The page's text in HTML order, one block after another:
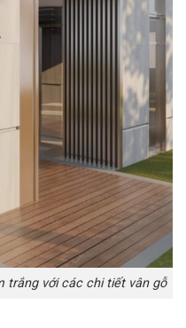
trắng với các chi tiết vân gỗ